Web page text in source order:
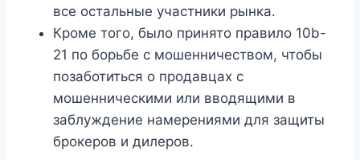
все остальные участники рынка.
Кроме того, было принято правило 10b-
21 по борьбе с мошенничеством, чтобы
позаботиться о продавцах с
мошенническими или вводящими в
заблуждение намерениями для защиты
брокеров и дилеров.